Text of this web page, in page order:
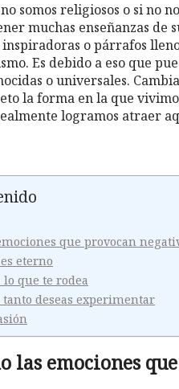
somos religiosos o si no
muchas enseñanzas de
inspiradoras o párrafos
Es debido a eso que
o universales.
la forma en la que
logramos atraer
que provocan
eterno
lo que te rodea
tanto deseas experimentar
las emociones